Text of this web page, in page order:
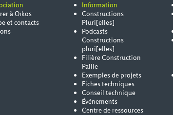
à Oïkos
et contacts
Information
Constructions
Pluri[elles]
Podcasts
Constructions
pluri[elles]
Filière Construction
Paille
Exemples de projets
Fiches techniques
Conseil technique
Événements
Centre de ressources